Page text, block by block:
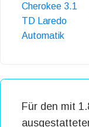
Cherokee 3.1
TD Laredo
Automatik
Für den mit